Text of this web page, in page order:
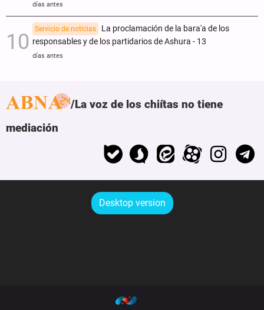
días antes
Servicio de noticias
La proclamación de la bara'a de los
responsables y de los partidarios de Ashura - 13
días antes
La voz de los chiítas no tiene
mediación
Desktop version